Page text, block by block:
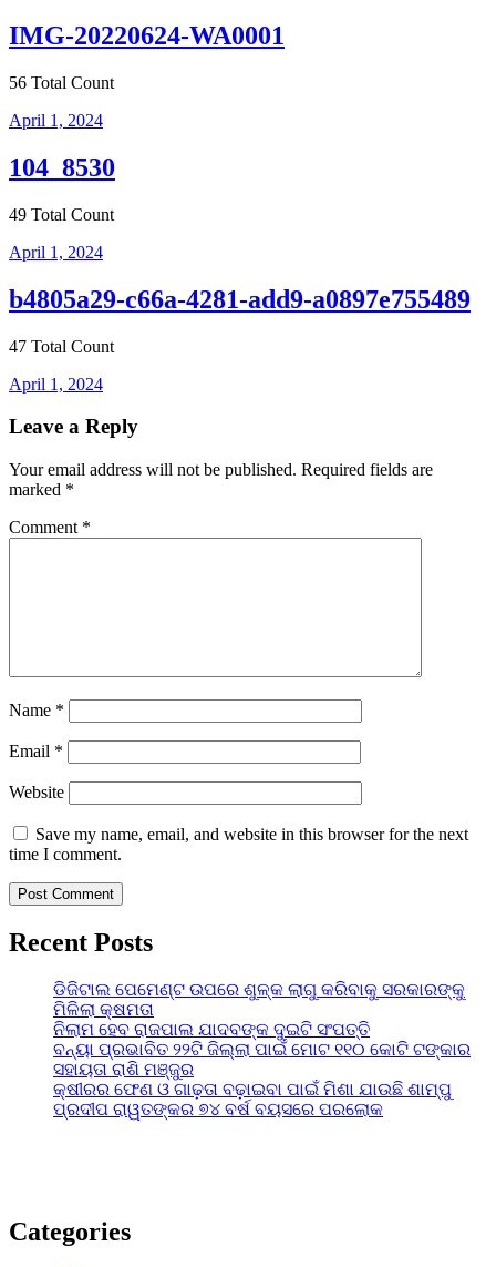
IMG-20220624-WA0001
56 Total Count
April 1, 2024
104_8530
49 Total Count
April 1, 2024
b4805a29-c66a-4281-add9-a0897e755489
47 Total Count
April 1, 2024
Leave a Reply
Your email address will not be published. Required fields are
marked *
Comment *
Name *
Email *
Website
Save my name, email, and website in this browser for the next
time I comment.
Recent Posts
ଡିଜିଟାଲ ପେମେଣ୍ଟ ଉପରେ ଶୁଳ୍କ ଲାଗୁ କରିବାକୁ ସରକାରଙ୍କୁ
ମିଳିଲା କ୍ଷମତା
ନିଲାମ ହେବ ରାଜପାଲ ଯାଦବଙ୍କ ଦୁଇଟି ସଂପତ୍ତି
ବନ୍ୟା ପ୍ରଭାବିତ ୨୨ଟି ଜିଲ୍ଲା ପାଇଁ ମୋଟ ୧୧୦ କୋଟି ଟଙ୍କାର
ସହାୟତା ରାଶି ମଞ୍ଜୁର
କ୍ଷୀରର ଫେଣ ଓ ଗାଢ଼ତା ବଢ଼ାଇବା ପାଇଁ ମିଶା ଯାଉଛି ଶାମ୍ପୁ
ପ୍ରଦୀପ ରାୱତଙ୍କର ୭୪ ବର୍ଷ ବୟସରେ ପରଲୋକ
Categories